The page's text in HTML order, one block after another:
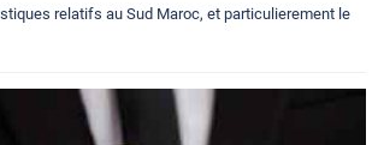
relatifs au Sud Maroc, et particulierement le